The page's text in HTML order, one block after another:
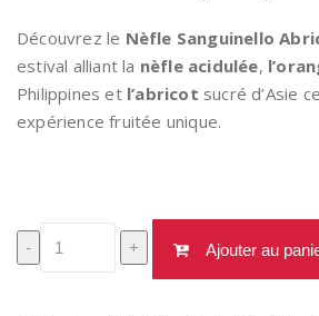
était :
19,90€.
est :
Découvrez le Nèfle Sanguinello
estival alliant la nèfle acidulée,
Philippines et l’abricot sucré d’Asie
expérience fruitée unique.
-
quantité
de
+ Ajouter au